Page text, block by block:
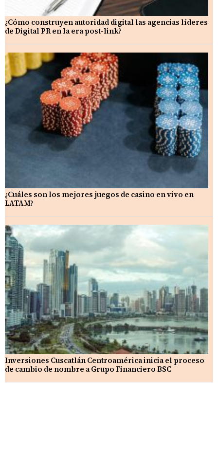
¿Cómo construyen autoridad digital las agencias líderes
de Digital PR en la era post-link?
¿Cuáles son los mejores juegos de casino en vivo en
LATAM?
Inversiones Cuscatlán Centroamérica inicia el proceso
de cambio de nombre a Grupo Financiero BSC